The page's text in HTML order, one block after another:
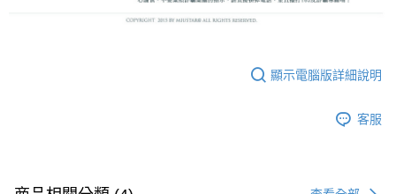
顯示電腦版詳細說明
客服